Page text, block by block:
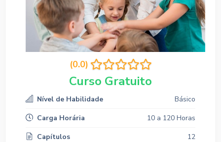
(0.0)
Curso Gratuito
Nível de Habilidade
Básico
Carga Horária
10 a 120 Horas
Capítulos
12